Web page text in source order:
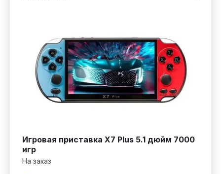
Игровая приставка X7 Plus 5.1 дюйм 7000
игр
На заказ